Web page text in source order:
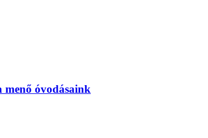
menő óvodásaink